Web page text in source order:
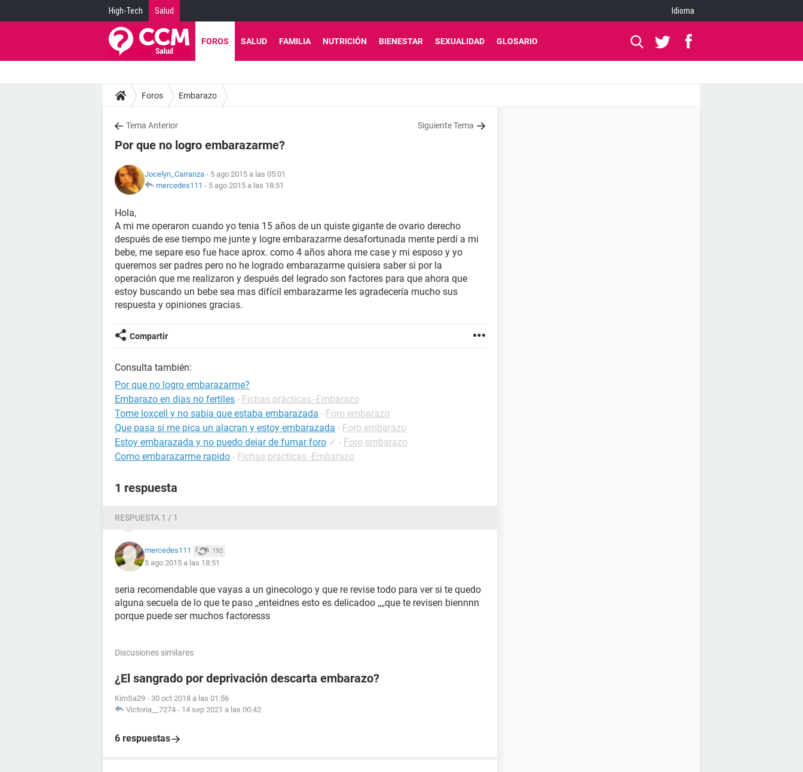
High-Tech Salud Idioma
FOROS SALUD FAMILIA NUTRICIÓN BIENESTAR SEXUALIDAD GLOSARIO
Foros Embarazo
Tema Anterior Siguiente Tema
Por que no logro embarazarme?
Jocelyn_Carranza - 5 ago 2015 a las 05:01
mercedes111 - 5 ago 2015 a las 18:51
Hola,
A mi me operaron cuando yo tenia 15 años de un quiste gigante de ovario derecho
después de ese tiempo me junte y logre embarazarme desafortunada mente perdí a mi
bebe, me separe eso fue hace aprox. como 4 años ahora me case y mi esposo y yo
queremos ser padres pero no he logrado embarazarme quisiera saber si por la
operación que me realizaron y después del legrado son factores para que ahora que
estoy buscando un bebe sea mas difícil embarazarme les agradecería mucho sus
respuesta y opiniones gracias.
Compartir
Consulta también:
Por que no logro embarazarme?
Embarazo en días no fertiles - Fichas prácticas -Embarazo
Tome loxcell y no sabía que estaba embarazada - Foro embarazo
Que pasa si me pica un alacran y estoy embarazada - Foro embarazo
Estoy embarazada y no puedo dejar de fumar foro ✓ - Foro embarazo
Como embarazarme rapido - Fichas prácticas -Embarazo
1 respuesta
RESPUESTA 1 / 1
mercedes111 193
5 ago 2015 a las 18:51
seria recomendable que vayas a un ginecologo y que re revise todo para ver si te quedo
alguna secuela de lo que te paso ,,enteidnes esto es delicadoo ,,,,que te revisen biennnn
porque puede ser muchos factoresss
Discusiones similares
¿El sangrado por deprivación descarta embarazo?
KimSa29 - 30 oct 2018 a las 01:56
Victoria__7274 - 14 sep 2021 a las 00:42
6 respuestas